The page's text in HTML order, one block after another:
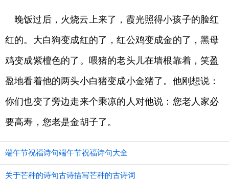
晚饭过后，火烧云上来了，霞光照得小孩子的脸红
红的。大白狗变成红的了，红公鸡变成金的了，黑母
鸡变成紫檀色的了。喂猪的老头儿在墙根靠着，笑盈
盈地看着他的两头小白猪变成小金猪了。他刚想说：
你们也变了旁边走来个乘凉的人对他说：您老人家必
要高寿，您老是金胡子了。
端午节祝福诗句端午节祝福诗句大全
关于芒种的诗句古诗描写芒种的古诗词